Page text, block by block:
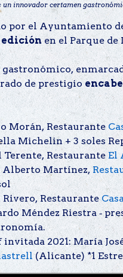
un innovador certamen
por el Ayuntamiento
en el Parque de
de prestigio
Morán, Restaurante
Michelin + 3 soles
Terente, Restaurante El
Alberto Martínez,
Rivero, Restaurante
Méndez Riestra ‐
invitada 2021: María
(Alicante) *1